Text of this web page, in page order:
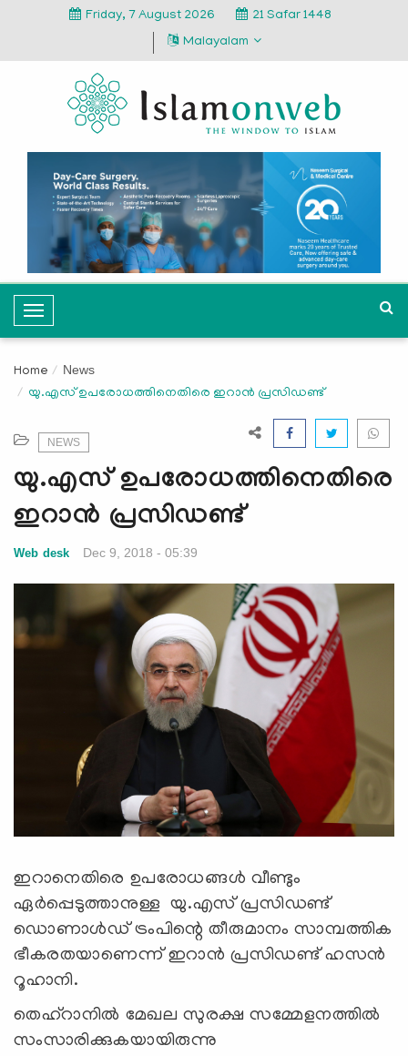
Friday, 7 August 2026
21 Safar 1448
Malayalam
T
o
g
l
a
v
i
g
a
n
Home News
യു.എസ് ഉപരോധത്തിനെതിരെ ഇറാന്‍ പ്രസിഡണ്ട്
NEWS
യു.എസ് ഉപരോധത്തിനെതിരെ
ഇറാന്‍ പ്രസിഡണ്ട്
Web desk Dec 9, 2018 - 05:39
ഇറാനെതിരെ ഉപരോധങ്ങള്‍ വീണ്ടും
ഏര്‍പ്പെടുത്താനുള്ള യു.എസ് പ്രസിഡണ്ട്
ഡൊണാള്‍ഡ് ട്രംപിന്റെ തീരുമാനം സാമ്പത്തിക
ഭീകരതയാണെന്ന് ഇറാന്‍ പ്രസിഡണ്ട് ഹസന്‍
റൂഹാനി.
തെഹ്‌റാനില്‍ മേഖല സുരക്ഷ സമ്മേളനത്തില്‍
സംസാരിക്കുകയായിരുന്നു